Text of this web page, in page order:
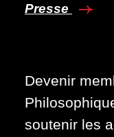
Presse
Devenir
soutenir les